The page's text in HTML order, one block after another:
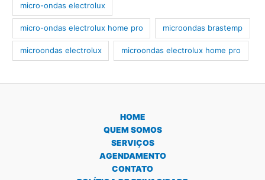
micro-ondas electrolux
micro-ondas electrolux home pro microondas brastemp
microondas electrolux microondas electrolux home pro
HOME
QUEM SOMOS
SERVIÇOS
AGENDAMENTO
CONTATO